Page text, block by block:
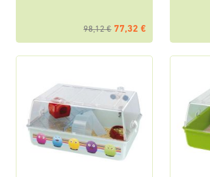
98,12 € 77,32 €